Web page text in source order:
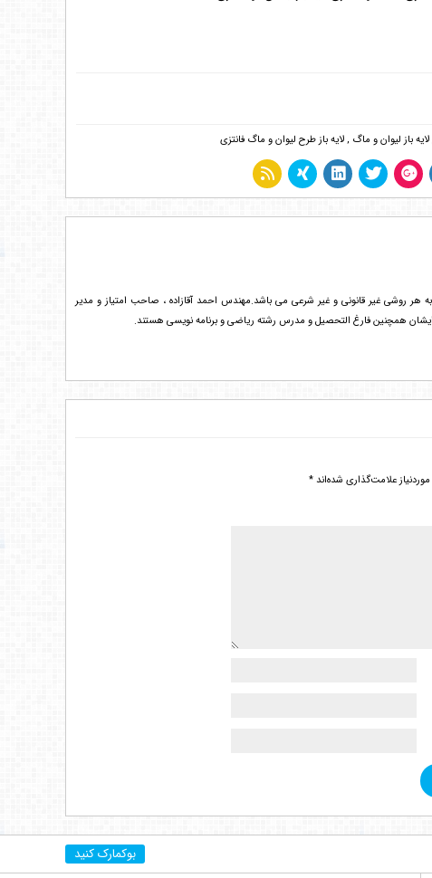
باز لیوان و ماگ ,لایه باز طرح لیوان و ماگ فانتزی
تمامی حقوق برای احمد آقازاده محفوظ است . هرگونه انتشار فایل های خریداری شده از Tarh20.com به هر روشی غیر قانونی و غیر شرعی می باشد.مهندس احمد آقازاده ، صاحب امتیاز و مدیر
علامت‌گذاری شده‌اند*
بوکمارک کنید